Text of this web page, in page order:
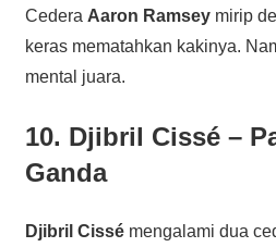
Cedera Aaron Ramseymirip
keras mematahkan kakinya.
mental juara.
10. Djibril Cissé –
Ganda
Djibril Cissémengalami dua